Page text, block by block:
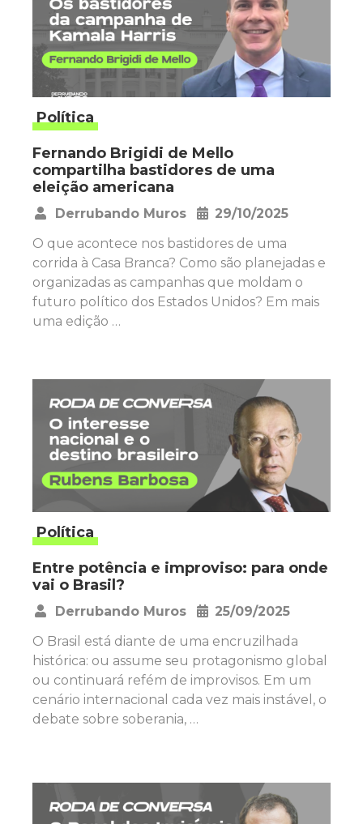
Política
Fernando Brigidi de Mello
compartilha bastidores de uma
eleição americana
Derrubando Muros
29/10/2025
O que acontece nos bastidores de uma
corrida à Casa Branca? Como são planejadas e
organizadas as campanhas que moldam o
futuro político dos Estados Unidos? Em mais
uma edição …
Política
Entre potência e improviso: para onde
vai o Brasil?
Derrubando Muros
25/09/2025
O Brasil está diante de uma encruzilhada
histórica: ou assume seu protagonismo global
ou continuará refém de improvisos. Em um
cenário internacional cada vez mais instável, o
debate sobre soberania, …